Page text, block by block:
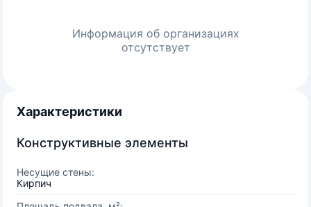
Информация об организациях
отсутствует
Характеристики
Конструктивные элементы
Несущие стены:
Кирпич